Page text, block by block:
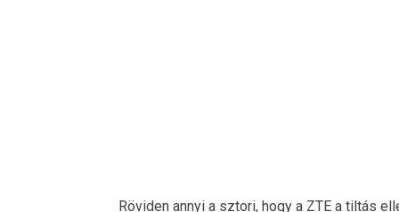
Röviden annyi a sztori, hogy a ZTE a tiltás